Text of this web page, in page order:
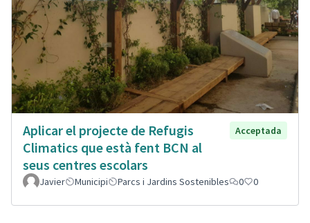
Aplicar el projecte de Refugis
Climatics que està fent BCN al
seus centres escolars
Acceptada
Javier Municipi Parcs i Jardins Sostenibles 0 0